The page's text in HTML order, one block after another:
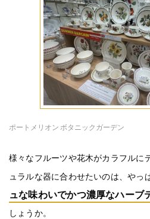
ポートメリオン ボタニックガーデン
様々なフルーツや花木がカラフルに
ュラルな器に合わせたいのは、やっ
ュな味わいでかつ濃厚なハーブ
しょうか。